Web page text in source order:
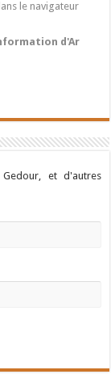
le navigateur
d'Ar
et d'autres